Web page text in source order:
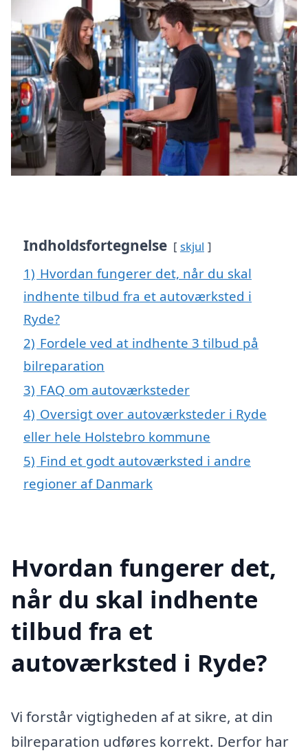
Indholdsfortegnelse skjul
1) Hvordan fungerer det, når du skal
indhente tilbud fra et autoværksted i
Ryde?
2) Fordele ved at indhente 3 tilbud på
bilreparation
3) FAQ om autoværksteder
4) Oversigt over autoværksteder i Ryde
eller hele Holstebro kommune
5) Find et godt autoværksted i andre
regioner af Danmark
Hvordan fungerer det,
når du skal indhente
tilbud fra et
autoværksted i Ryde?
Vi forstår vigtigheden af at sikre, at din
bilreparation udføres korrekt. Derfor har